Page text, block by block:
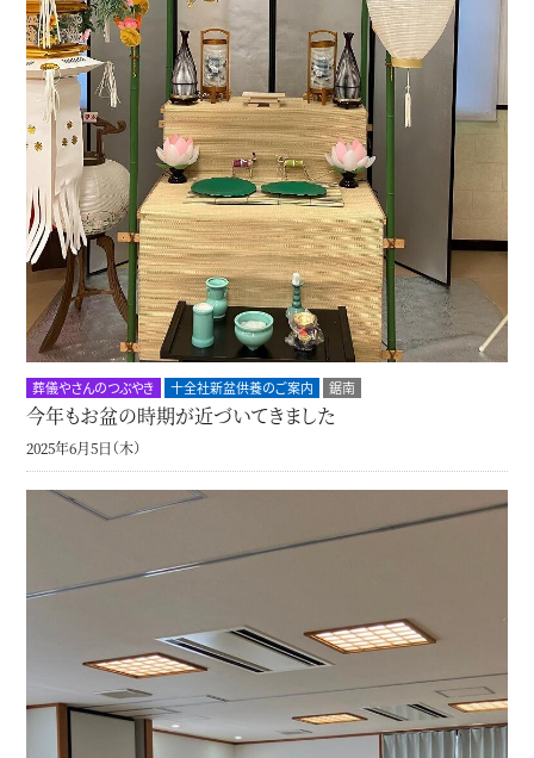
葬儀やさんのつぶやき 十全社新盆供養のご案内 鋸南
今年もお盆の時期が近づいてきました
2025年6月5日（木）